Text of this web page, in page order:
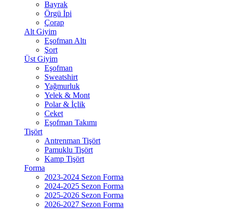
Bayrak
Örgü İpi
Çorap
Alt Giyim
Eşofman Altı
Şort
Üst Giyim
Eşofman
Sweatshirt
Yağmurluk
Yelek & Mont
Polar & İçlik
Ceket
Eşofman Takımı
Tişört
Antrenman Tişört
Pamuklu Tişört
Kamp Tişört
Forma
2023-2024 Sezon Forma
2024-2025 Sezon Forma
2025-2026 Sezon Forma
2026-2027 Sezon Forma